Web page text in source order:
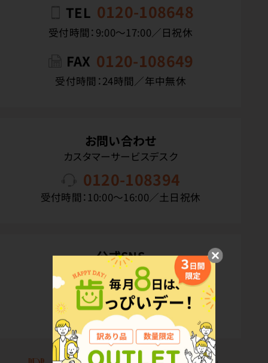
TEL 0120-108648
受付時間：9:00〜17:00／日祝休
FAX 0120-108649
受付時間：24時間／年中無休
お問い合わせ
カスタマーサービスデスク
0120-108394
受付時間：10:00〜16:00／土日祝休
公式SNS